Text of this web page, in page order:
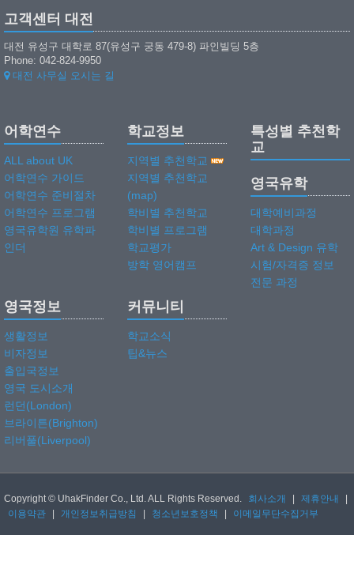
고객센터 대전
대전 유성구 대학로 87(유성구 궁동 479-8) 파인빌딩 5층
Phone: 042-824-9950
대전 사무실 오시는 길
어학연수
ALL about UK
어학연수 가이드
어학연수 준비절차
어학연수 프로그램
영국유학원 유학파
인더
학교정보
지역별 추천학교
지역별 추천학교
(map)
학비별 추천학교
학비별 프로그램
학교평가
방학 영어캠프
특성별 추천학
교
영국유학
대학예비과정
대학과정
Art & Design 유학
시험/자격증 정보
전문 과정
영국정보
생활정보
비자정보
출입국정보
영국 도시소개
런던(London)
브라이튼(Brighton)
리버풀(Liverpool)
커뮤니티
학교소식
팁&뉴스
Copyright © UhakFinder Co., Ltd. ALL Rights Reserved. 회사소개 | 제휴안내
|
이용약관
| 개인정보취급방침 | 청소년보호정책 | 이메일무단수집거부